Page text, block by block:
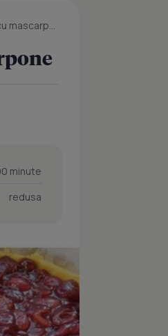
minute
redusa